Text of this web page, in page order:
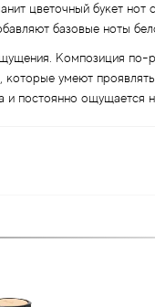
цветочный букет нот
базовые ноты
Композиция по-
умеют
постоянно ощущается